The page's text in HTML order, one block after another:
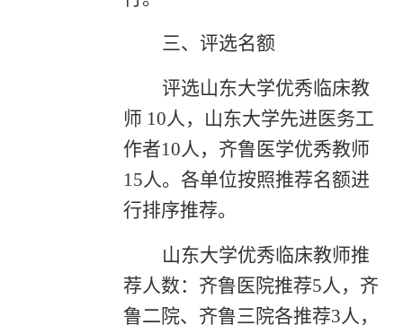
三、评选名额
评选山东大学优秀临床教
师 10人，山东大学先进医务工
作者10人，齐鲁医学优秀教师
15人。各单位按照推荐名额进
行排序推荐。
山东大学优秀临床教师推
荐人数：齐鲁医院推荐5人，齐
鲁二院、齐鲁三院各推荐3人，